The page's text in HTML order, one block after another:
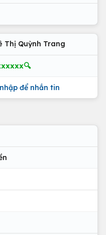
Thị Quỳnh Trang
để nhắn tin